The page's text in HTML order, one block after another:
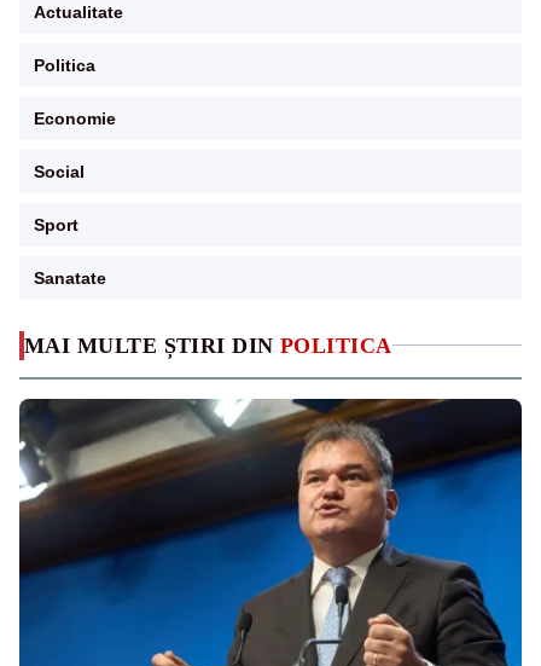
MAI MULTE ȘTIRI DIN POLITICA
Actualitate
Politica
Economie
Social
Sport
Sanatate